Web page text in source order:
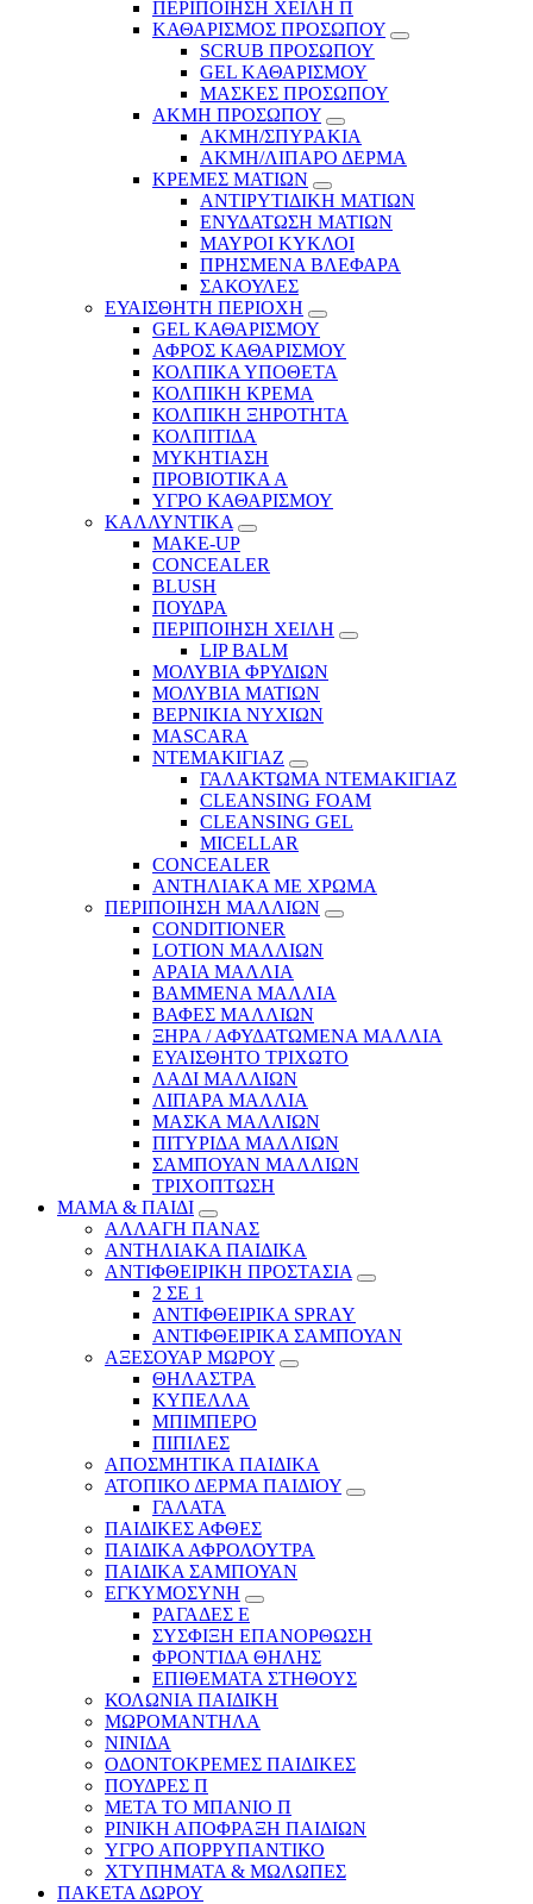
ΠΕΡΙΠΟΙΗΣΗ ΧΕΙΛΗ Π
ΚΑΘΑΡΙΣΜΟΣ ΠΡΟΣΩΠΟΥ
SCRUB ΠΡΟΣΩΠΟΥ
GEL ΚΑΘΑΡΙΣΜΟΥ
ΜΑΣΚΕΣ ΠΡΟΣΩΠΟΥ
ΑΚΜΗ ΠΡΟΣΩΠΟΥ
ΑΚΜΗ/ΣΠΥΡΑΚΙΑ
ΑΚΜΗ/ΛΙΠΑΡΟ ΔΕΡΜΑ
ΚΡΕΜΕΣ ΜΑΤΙΩΝ
ΑΝΤΙΡΥΤΙΔΙΚΗ ΜΑΤΙΩΝ
ΕΝΥΔΑΤΩΣΗ ΜΑΤΙΩΝ
ΜΑΥΡΟΙ ΚΥΚΛΟΙ
ΠΡΗΣΜΕΝΑ ΒΛΕΦΑΡΑ
ΣΑΚΟΥΛΕΣ
ΕΥΑΙΣΘΗΤΗ ΠΕΡΙΟΧΗ
GEL ΚΑΘΑΡΙΣΜΟΥ
ΑΦΡΟΣ ΚΑΘΑΡΙΣΜΟΥ
ΚΟΛΠΙΚΑ ΥΠΟΘΕΤΑ
ΚΟΛΠΙΚΗ ΚΡΕΜΑ
ΚΟΛΠΙΚΗ ΞΗΡΟΤΗΤΑ
ΚΟΛΠΙΤΙΔΑ
ΜΥΚΗΤΙΑΣΗ
ΠΡΟΒΙΟΤΙΚΑ Α
ΥΓΡΟ ΚΑΘΑΡΙΣΜΟΥ
ΚΑΛΛΥΝΤΙΚΑ
MAKE-UP
CONCEALER
BLUSH
ΠΟΥΔΡΑ
ΠΕΡΙΠΟΙΗΣΗ ΧΕΙΛΗ
LIP BALM
ΜΟΛΥΒΙΑ ΦΡΥΔΙΩΝ
ΜΟΛΥΒΙΑ ΜΑΤΙΩΝ
ΒΕΡΝΙΚΙΑ ΝΥΧΙΩΝ
MASCARA
ΝΤΕΜΑΚΙΓΙΑΖ
ΓΑΛΑΚΤΩΜΑ ΝΤΕΜΑΚΙΓΙΑΖ
CLEANSING FOAM
CLEANSING GEL
MICELLAR
CONCEALER
ΑΝΤΗΛΙΑΚΑ ΜΕ ΧΡΩΜΑ
ΠΕΡΙΠΟΙΗΣΗ ΜΑΛΛΙΩΝ
CONDITIONER
LOTION ΜΑΛΛΙΩΝ
ΑΡΑΙΑ ΜΑΛΛΙΑ
ΒΑΜΜΕΝΑ ΜΑΛΛΙΑ
ΒΑΦΕΣ ΜΑΛΛΙΩΝ
ΞΗΡΑ / ΑΦΥΔΑΤΩΜΕΝΑ ΜΑΛΛΙΑ
ΕΥΑΙΣΘΗΤΟ ΤΡΙΧΩΤΟ
ΛΑΔΙ ΜΑΛΛΙΩΝ
ΛΙΠΑΡΑ ΜΑΛΛΙΑ
ΜΑΣΚΑ ΜΑΛΛΙΩΝ
ΠΙΤΥΡΙΔΑ ΜΑΛΛΙΩΝ
ΣΑΜΠΟΥΑΝ ΜΑΛΛΙΩΝ
ΤΡΙΧΟΠΤΩΣΗ
ΜΑΜΑ & ΠΑΙΔΙ
ΑΛΛΑΓΗ ΠΑΝΑΣ
ΑΝΤΗΛΙΑΚΑ ΠΑΙΔΙΚΑ
ΑΝΤΙΦΘΕΙΡΙΚΗ ΠΡΟΣΤΑΣΙΑ
2 ΣΕ 1
ΑΝΤΙΦΘΕΙΡΙΚΑ SPRAY
ΑΝΤΙΦΘΕΙΡΙΚΑ ΣΑΜΠΟΥΑΝ
ΑΞΕΣΟΥΑΡ ΜΩΡΟΥ
ΘΗΛΑΣΤΡΑ
ΚΥΠΕΛΛΑ
ΜΠΙΜΠΕΡΟ
ΠΙΠΙΛΕΣ
ΑΠΟΣΜΗΤΙΚΑ ΠΑΙΔΙΚΑ
ΑΤΟΠΙΚΟ ΔΕΡΜΑ ΠΑΙΔΙΟΥ
ΓΑΛΑΤΑ
ΠΑΙΔΙΚΕΣ ΑΦΘΕΣ
ΠΑΙΔΙΚΑ ΑΦΡΟΛΟΥΤΡΑ
ΠΑΙΔΙΚΑ ΣΑΜΠΟΥΑΝ
ΕΓΚΥΜΟΣΥΝΗ
ΡΑΓΑΔΕΣ Ε
ΣΥΣΦΙΞΗ ΕΠΑΝΟΡΘΩΣΗ
ΦΡΟΝΤΙΔΑ ΘΗΛΗΣ
ΕΠΙΘΕΜΑΤΑ ΣΤΗΘΟΥΣ
ΚΟΛΩΝΙΑ ΠΑΙΔΙΚΗ
ΜΩΡΟΜΑΝΤΗΛΑ
ΝΙΝΙΔΑ
ΟΔΟΝΤΟΚΡΕΜΕΣ ΠΑΙΔΙΚΕΣ
ΠΟΥΔΡΕΣ Π
ΜΕΤΑ ΤΟ ΜΠΑΝΙΟ Π
ΡΙΝΙΚΗ ΑΠΟΦΡΑΞΗ ΠΑΙΔΙΩΝ
ΥΓΡΟ ΑΠΟΡΡΥΠΑΝΤΙΚΟ
ΧΤΥΠΗΜΑΤΑ & ΜΩΛΩΠΕΣ
ΠΑΚΕΤΑ ΔΩΡΟΥ